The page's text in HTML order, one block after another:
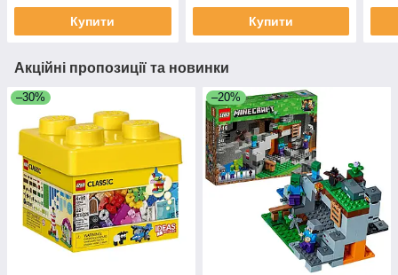
Купити Купити
Акційні пропозиції та новинки
–30% –20%